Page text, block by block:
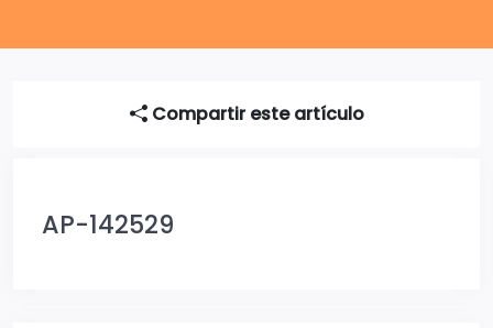
Compartir este artículo
AP-142529